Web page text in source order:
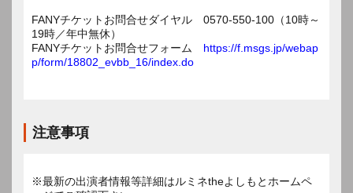
FANYチケットお問合せダイヤル 0570-550-100（10時～
19時／年中無休）
FANYチケットお問合せフォーム https://f.msgs.jp/webap
p/form/18802_evbb_16/index.do
注意事項
※最新の出演者情報等詳細はルミネtheよしもとホームペ